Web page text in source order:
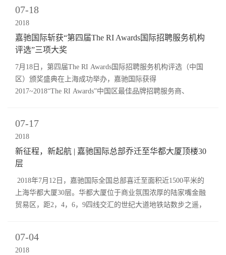
07-18
2018
嘉驰国际斩获“第四届The RI Awards国际招聘服务机构
评选”三项大奖
7月18日，第四届The RI Awards国际招聘服务机构评选（中国
区）颁奖盛典在上海成功举办，嘉驰国际获得
2017~2018“The RI Awards”中国区最佳品牌招聘服务商、
过150位政府代表、企业招聘负责人以及招聘服务机构高管共同
见证了本次奖项的颁布。
07-17
2018
新征程，新起航 | 嘉驰国际总部乔迁至华都大厦顶楼30
层
2018年7月12日，嘉驰国际全国总部喜迁至面积近1500平米的
上海华都大厦30层。华都大厦位于商业氛围浓厚的陆家嘴金融
贸易区，距2，4，6，9四线交汇的世纪大道地铁站数步之遥，
07-04
2018